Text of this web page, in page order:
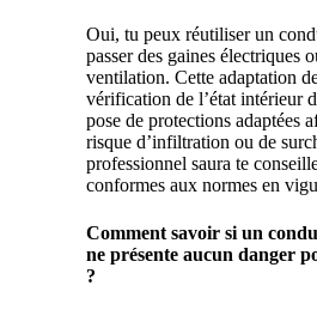
Oui, tu peux réutiliser un
passer des gaines électriques
ventilation. Cette adaptation
vérification de l’état intérieur
pose de protections adaptées
risque d’infiltration ou de
professionnel saura te
conformes aux normes en
Comment savoir si un
ne présente aucun danger
?